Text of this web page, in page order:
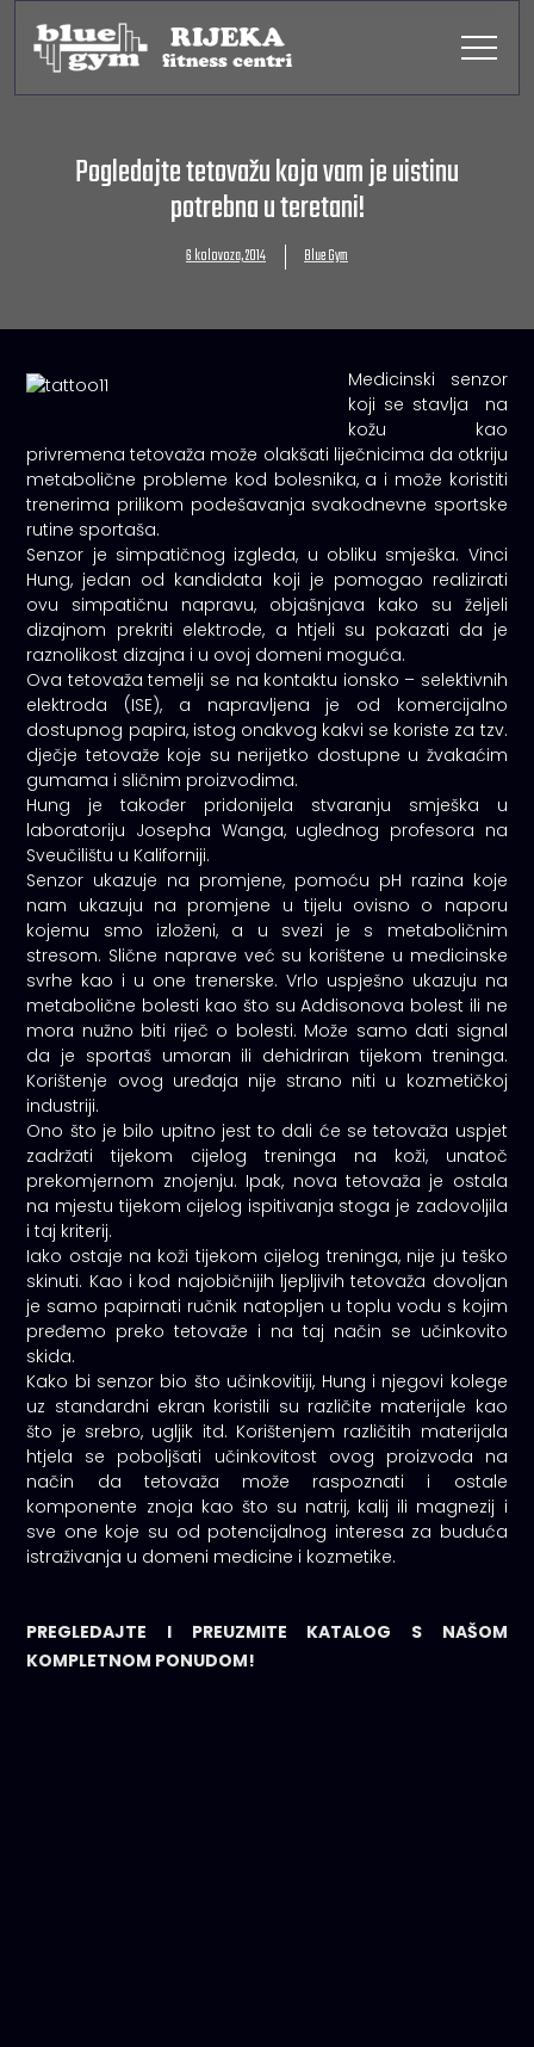
Pogledajte tetovažu koja vam je uistinu
potrebna u teretani!
6 kolovoza, 2014 Blue Gym
Medicinski senzor
koji se stavlja na
kožu kao
privremena tetovaža može olakšati liječnicima da otkriju
metabolične probleme kod bolesnika, a i može koristiti
trenerima prilikom podešavanja svakodnevne sportske
rutine sportaša.
Senzor je simpatičnog izgleda, u obliku smješka. Vinci
Hung, jedan od kandidata koji je pomogao realizirati
ovu simpatičnu napravu, objašnjava kako su željeli
dizajnom prekriti elektrode, a htjeli su pokazati da je
raznolikost dizajna i u ovoj domeni moguća.
Ova tetovaža temelji se na kontaktu ionsko – selektivnih
elektroda (ISE), a napravljena je od komercijalno
dostupnog papira, istog onakvog kakvi se koriste za tzv.
dječje tetovaže koje su nerijetko dostupne u žvakaćim
gumama i sličnim proizvodima.
Hung je također pridonijela stvaranju smješka u
laboratoriju Josepha Wanga, uglednog profesora na
Sveučilištu u Kaliforniji.
Senzor ukazuje na promjene, pomoću pH razina koje
nam ukazuju na promjene u tijelu ovisno o naporu
kojemu smo izloženi, a u svezi je s metaboličnim
stresom. Slične naprave već su korištene u medicinske
svrhe kao i u one trenerske. Vrlo uspješno ukazuju na
metabolične bolesti kao što su Addisonova bolest ili ne
mora nužno biti riječ o bolesti. Može samo dati signal
da je sportaš umoran ili dehidriran tijekom treninga.
Korištenje ovog uređaja nije strano niti u kozmetičkoj
industriji.
Ono što je bilo upitno jest to dali će se tetovaža uspjet
zadržati tijekom cijelog treninga na koži, unatoč
prekomjernom znojenju. Ipak, nova tetovaža je ostala
na mjestu tijekom cijelog ispitivanja stoga je zadovoljila
i taj kriterij.
Iako ostaje na koži tijekom cijelog treninga, nije ju teško
skinuti. Kao i kod najobičnijih ljepljivih tetovaža dovoljan
je samo papirnati ručnik natopljen u toplu vodu s kojim
pređemo preko tetovaže i na taj način se učinkovito
skida.
Kako bi senzor bio što učinkovitiji, Hung i njegovi kolege
uz standardni ekran koristili su različite materijale kao
što je srebro, ugljik itd. Korištenjem različitih materijala
htjela se poboljšati učinkovitost ovog proizvoda na
način da tetovaža može raspoznati i ostale
komponente znoja kao što su natrij, kalij ili magnezij i
sve one koje su od potencijalnog interesa za buduća
istraživanja u domeni medicine i kozmetike.
PREGLEDAJTE I PREUZMITE KATALOG S NAŠOM
KOMPLETNOM PONUDOM!